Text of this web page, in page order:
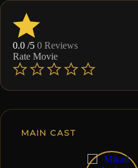
0.0 /5 0 Reviews
Rate Movie
MAIN CAST